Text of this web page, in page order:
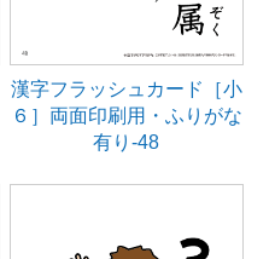
漢字フラッシュカード［小
６］両面印刷用・ふりがな
有り-48